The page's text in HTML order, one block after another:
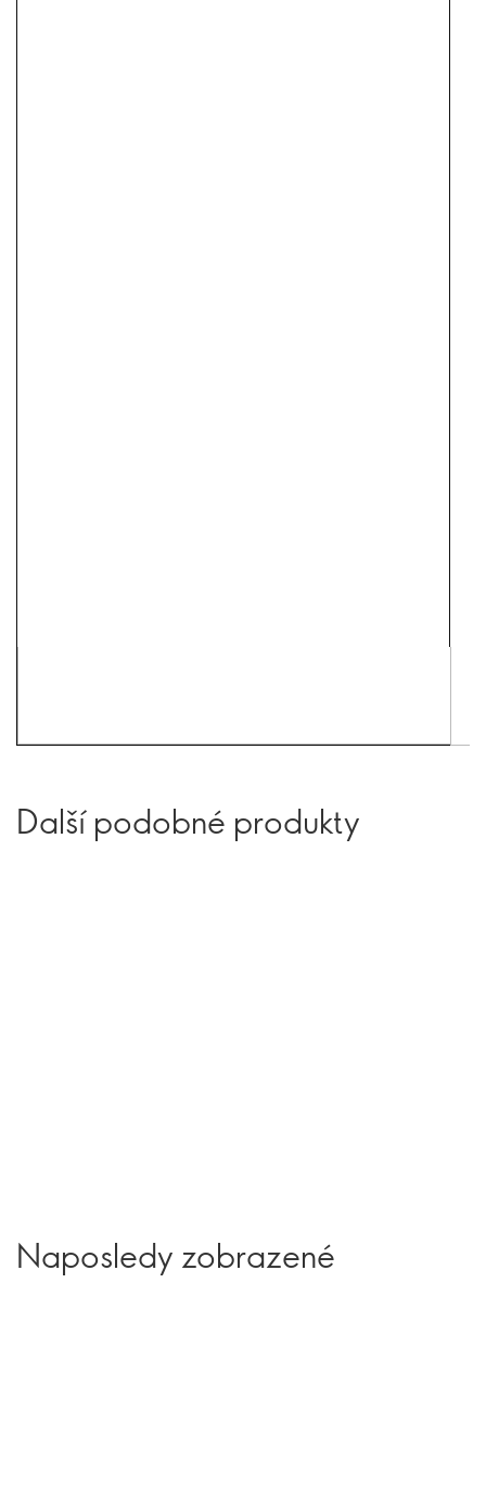
Další podobné produkty
Naposledy zobrazené